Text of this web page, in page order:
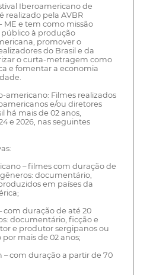
Iberoamericano de
realizado pela AVBR
ME e tem como missão
à produção
promover o
do Brasil e da
o curta-metragem como
e fomentar a economia
americano: Filmes realizados
e/ou diretores
há mais de 02 anos,
e 2026, nas seguintes
– filmes com duração de
documentário,
em países da
com duração de até 20
documentário, ficção e
e produtor sergipanos ou
mais de 02 anos;
com duração a partir de 70